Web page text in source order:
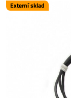
Externí sklad